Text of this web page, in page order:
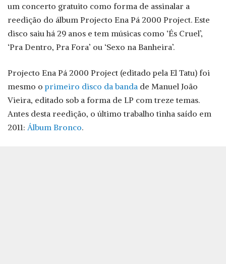
um concerto gratuito como forma de assinalar a
reedição do álbum Projecto Ena Pá 2000 Project. Este
disco saiu há 29 anos e tem músicas como ‘És Cruel’,
‘Pra Dentro, Pra Fora’ ou ‘Sexo na Banheira’.
Projecto Ena Pá 2000 Project (editado pela El Tatu) foi
mesmo oprimeiro disco da banda de Manuel João
Vieira, editado sob a forma de LP com treze temas.
Antes desta reedição, o último trabalho tinha saído em
2011: Álbum Bronco.